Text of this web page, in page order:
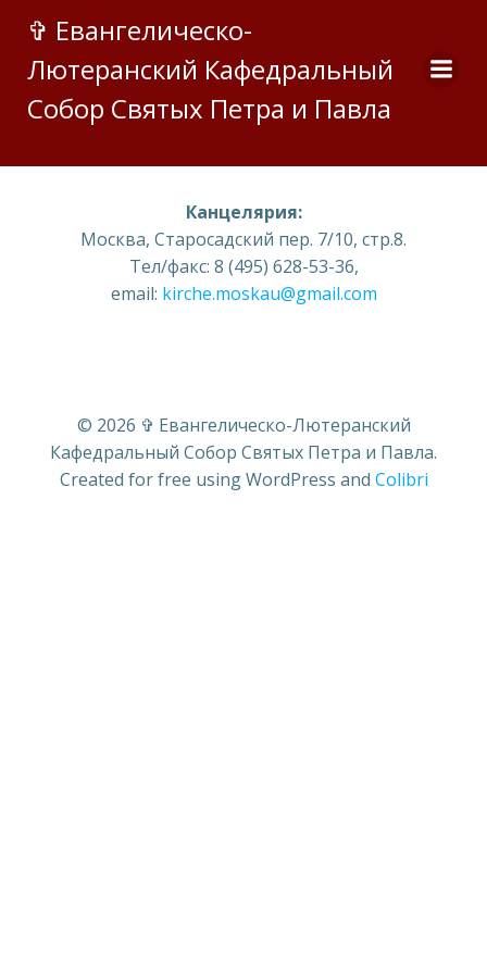
к
содержимому
✞ Евангелическо-
Лютеранский Кафедральный
Собор Святых Петра и Павла
Канцелярия:
Москва, Старосадский пер. 7/10, стр.8.
Тел/факс: 8 (495) 628-53-36,
email: kirche.moskau@gmail.com
© 2026 ✞ Евангелическо-Лютеранский
Кафедральный Собор Святых Петра и Павла.
Created for free using WordPress and Colibri